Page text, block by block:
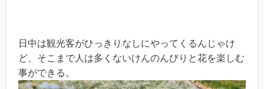
日中は観光客がひっきりなしにやってくるんじゃけ
ど、そこまで人は多くないけんのんびりと花を楽しむ
事ができる。